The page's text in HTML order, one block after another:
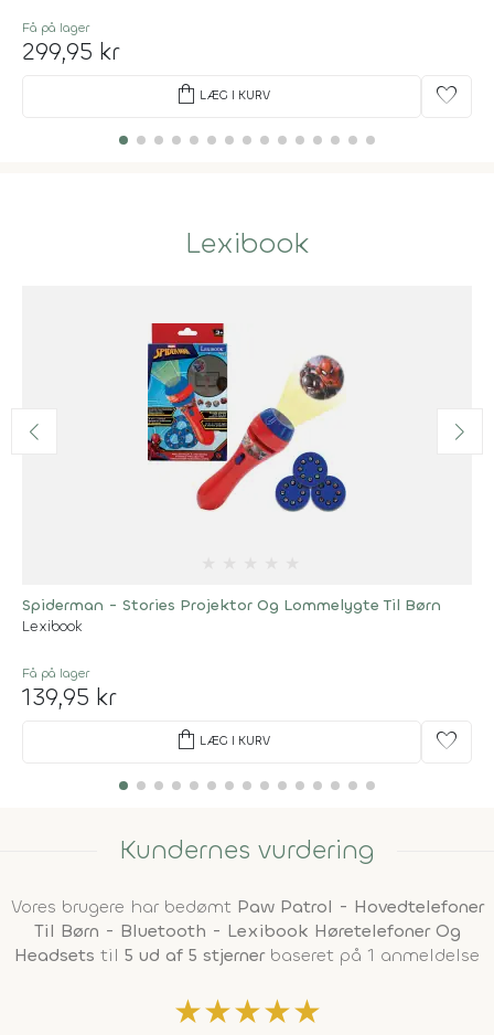
Få på lager
299,95 kr
shopping_bag LÆG I KURV favorite
Lexibook
Spiderman - Stories Projektor Og Lommelygte Til Børn
Lexibook
Få på lager
139,95 kr
shopping_bag LÆG I KURV favorite
Kundernes vurdering
Vores brugere har bedømt Paw Patrol - Hovedtelefoner
Til Børn - Bluetooth - Lexibook Høretelefoner Og
Headsets til 5 ud af 5 stjernerbaseret på 1 anmeldelse
★★★★★